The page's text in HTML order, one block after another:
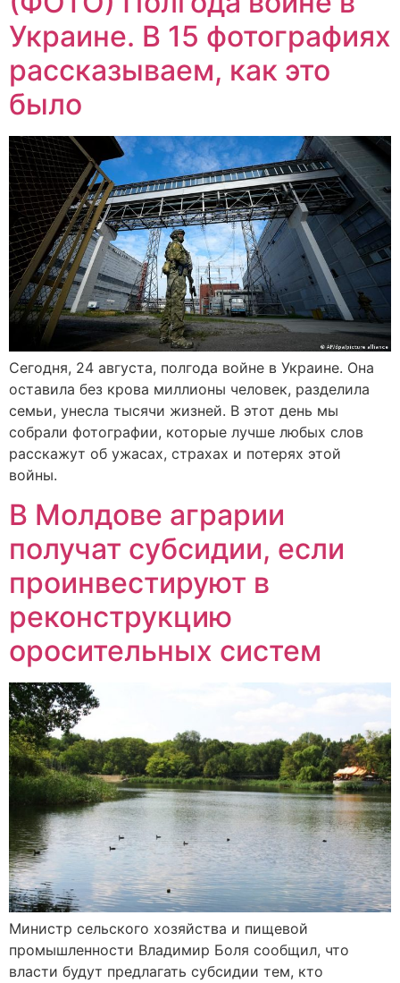
Украине. В 15 фотографиях
рассказываем, как это
было
Сегодня, 24 августа, полгода войне в Украине. Она
оставила без крова миллионы человек, разделила
семьи, унесла тысячи жизней. В этот день мы
собрали фотографии, которые лучше любых слов
расскажут об ужасах, страхах и потерях этой
войны.
В Молдове аграрии
получат субсидии, если
проинвестируют в
реконструкцию
оросительных систем
Министр сельского хозяйства и пищевой
промышленности Владимир Боля сообщил, что
власти будут предлагать субсидии тем, кто